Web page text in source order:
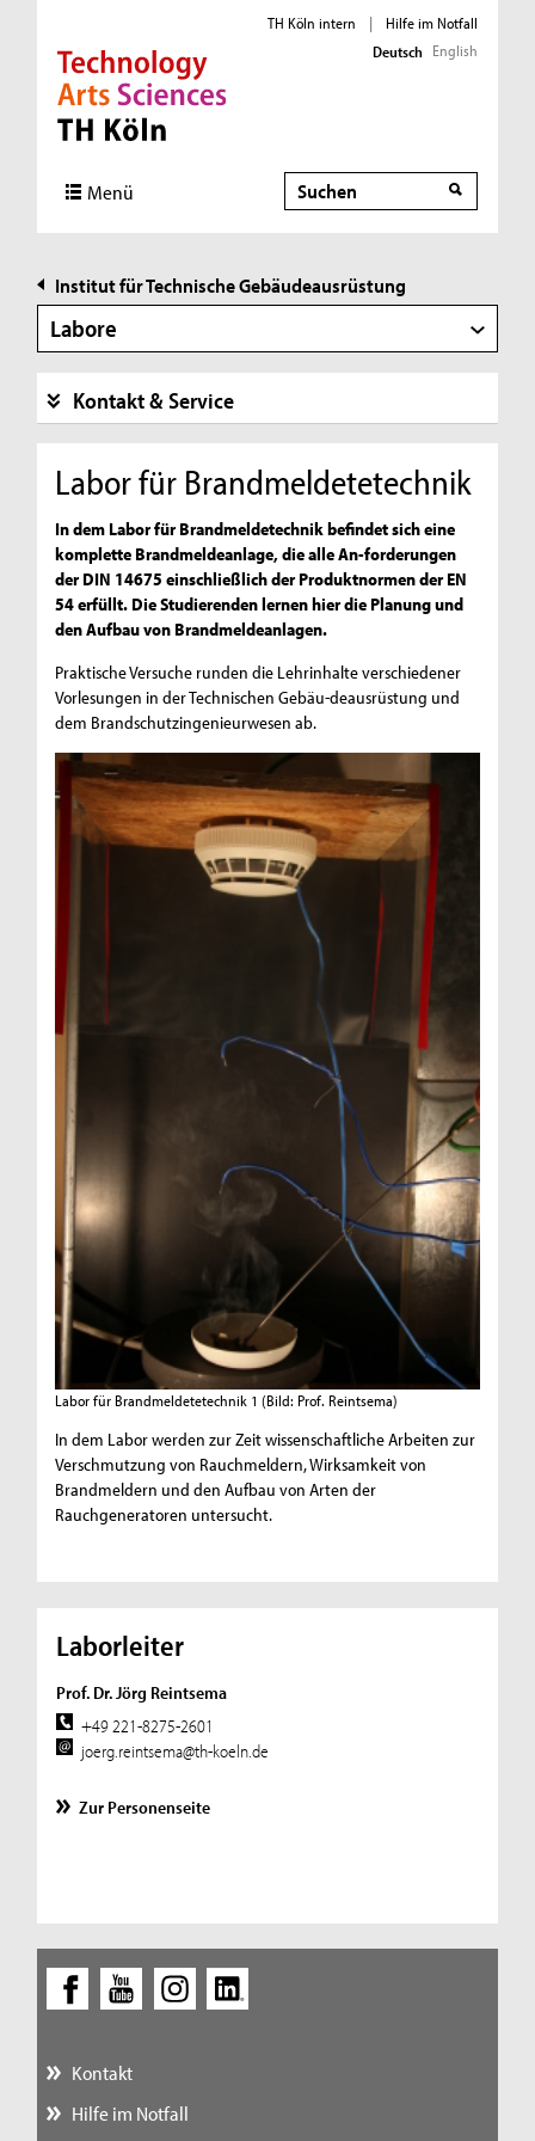
Direkt zur Hauptnavigation
Direkt zur Subnavigation
Direkt zum Inhalt
Direkt zum Fußbereich
TH Köln intern |
Hilfe im Notfall
Deutsch English
Menü Suche
Suche
Institut für Technische Gebäudeausrüstung
Labore
Kontakt & Service
Labor für Brandmeldetetechnik
In dem Labor für Brandmeldetechnik befindet sich eine
komplette Brandmeldeanlage, die alle An-forderungen
der DIN 14675 einschließlich der Produktnormen der EN
54 erfüllt. Die Studierenden lernen hier die Planung und
den Aufbau von Brandmeldeanlagen.
Praktische Versuche runden die Lehrinhalte verschiedener
Vorlesungen in der Technischen Gebäu-deausrüstung und
dem Brandschutzingenieurwesen ab.
Labor für Brandmeldetetechnik 1(Bild: Prof. Reintsema)
In dem Labor werden zur Zeit wissenschaftliche Arbeiten zur
Verschmutzung von Rauchmeldern, Wirksamkeit von
Brandmeldern und den Aufbau von Arten der
Rauchgeneratoren untersucht.
Laborleiter
Prof. Dr. Jörg Reintsema
+49 221-8275-2601
joerg.reintsema@th-koeln.de
Zur Personenseite
Kontakt
Hilfe im Notfall